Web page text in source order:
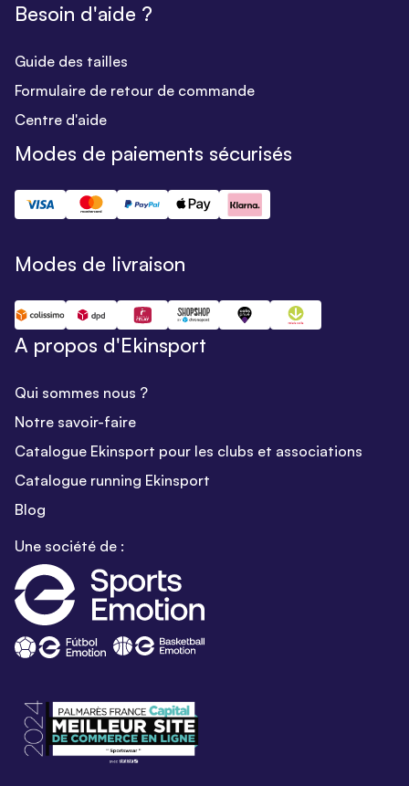
Besoin d'aide ?
Guide des tailles
Formulaire de retour de commande
Centre d'aide
Modes de paiements sécurisés
Modes de livraison
A propos d'Ekinsport
Qui sommes nous ?
Notre savoir-faire
Catalogue Ekinsport pour les clubs et associations
Catalogue running Ekinsport
Blog
Une société de :